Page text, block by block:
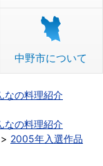
中野市について
なの料理紹介
なの料理紹介
2005年入選作品